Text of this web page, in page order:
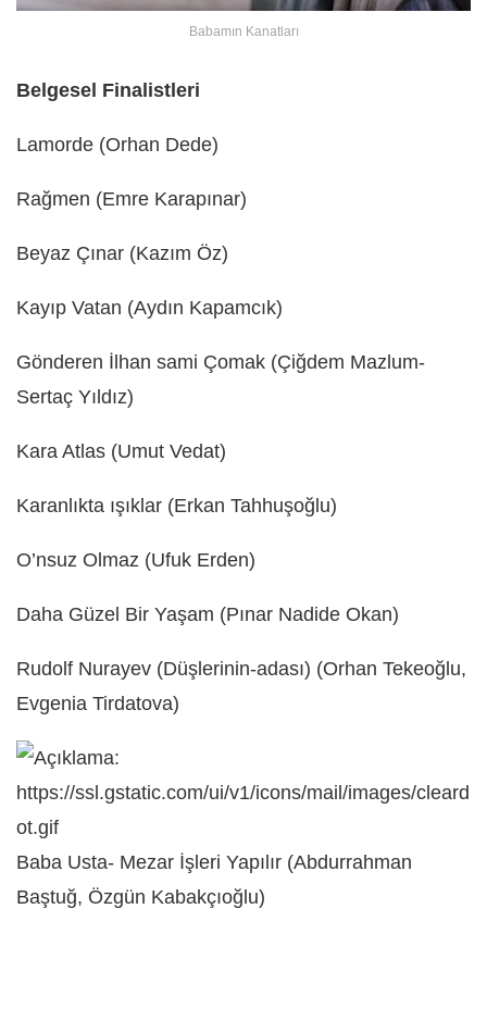
Babamın Kanatları
Belgesel Finalistleri
Lamorde (Orhan Dede)
Rağmen (Emre Karapınar)
Beyaz Çınar (Kazım Öz)
Kayıp Vatan (Aydın Kapamcık)
Gönderen İlhan sami Çomak (Çiğdem Mazlum-
Sertaç Yıldız)
Kara Atlas (Umut Vedat)
Karanlıkta ışıklar (Erkan Tahhuşoğlu)
O’nsuz Olmaz (Ufuk Erden)
Daha Güzel Bir Yaşam (Pınar Nadide Okan)
Rudolf Nurayev (Düşlerinin-adası) (Orhan Tekeoğlu,
Evgenia Tirdatova)
Baba Usta- Mezar İşleri Yapılır (Abdurrahman
Baştuğ, Özgün Kabakçıoğlu)